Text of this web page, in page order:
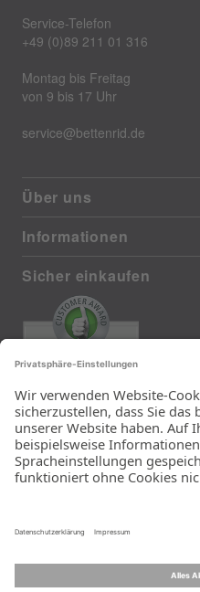
Service-Telefon
+49 (0)89 211 01 316
Montag bis Freitag
von 9 bis 17 Uhr
service@bettenrid.de
Über uns
Informationen
Sicher einkaufen
385 reviews from real customers
(last 12 months)
Total: 11283
Die Auswahl und die
Einfachheit der
Bestellung.